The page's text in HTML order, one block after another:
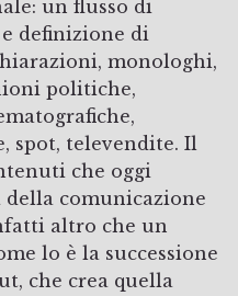
un flusso di
definizione di
monologhi,
politiche,
spot, televendite. Il
che oggi
della comunicazione
altro che un
lo è la successione
che crea quella